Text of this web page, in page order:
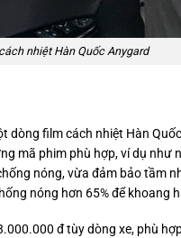
nhiệt Hàn Quốc Anygard
dòng film cách nhiệt Hàn
mã phim phù hợp, ví dụ như
nóng, vừa đảm bảo tầm
nóng hơn 65% để khoang
đ tùy dòng xe, phù